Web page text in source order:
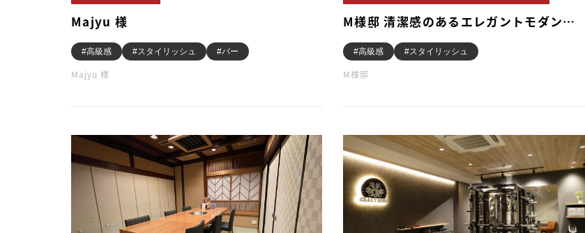
Majyu 様
#高級感 #スタイリッシュ #バー
Majyu 様
M様邸 清潔感のあるエレガントモダン…
#高級感 #スタイリッシュ
M様邸